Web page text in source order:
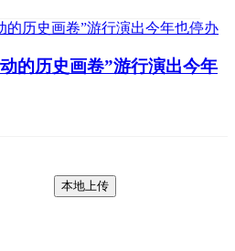
的历史画卷”游行演出今年
本地上传